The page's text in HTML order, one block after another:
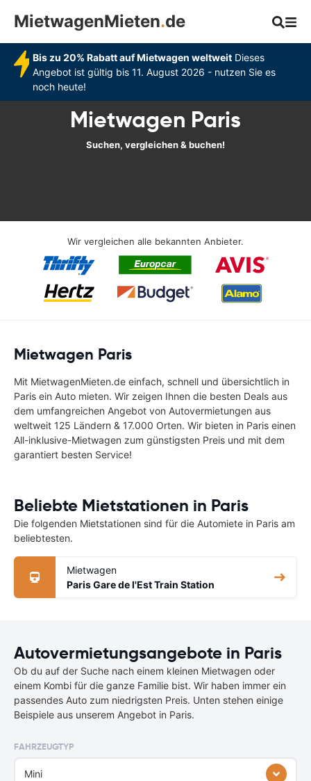
MietwagenMieten.de
Bis zu 20% Rabatt auf Mietwagen weltweitDieses
Angebot ist gültig bis 11. August 2026 - nutzen Sie es
noch heute!
Mietwagen Paris
Suchen, vergleichen & buchen!
Wir vergleichen alle bekannten Anbieter.
Mietwagen Paris
Mit MietwagenMieten.de einfach, schnell und übersichtlich in
Paris ein Auto mieten. Wir zeigen Ihnen die besten Deals aus
dem umfangreichen Angebot von Autovermietungen aus
weltweit 125 Ländern & 17.000 Orten. Wir bieten in Paris einen
All-inklusive-Mietwagen zum günstigsten Preis und mit dem
garantiert besten Service!
Beliebte Mietstationen in Paris
Die folgenden Mietstationen sind für die Automiete in Paris am
beliebtesten.
Mietwagen
Paris Gare de l'Est Train Station
Autovermietungsangebote in Paris
Ob du auf der Suche nach einem kleinen Mietwagen oder
einem Kombi für die ganze Familie bist. Wir haben immer ein
passendes Auto zum niedrigsten Preis. Unten stehen einige
Beispiele aus unserem Angebot in Paris.
FAHRZEUGTYP
Mini